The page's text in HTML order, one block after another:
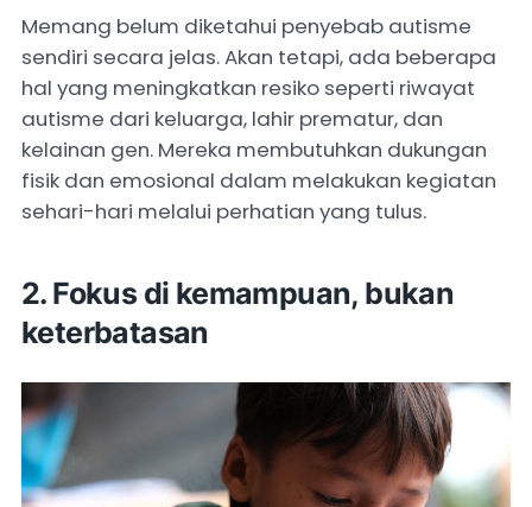
Memang belum diketahui penyebab autisme
sendiri secara jelas. Akan tetapi, ada beberapa
hal yang meningkatkan resiko seperti riwayat
autisme dari keluarga, lahir prematur, dan
kelainan gen. Mereka membutuhkan dukungan
fisik dan emosional dalam melakukan kegiatan
sehari-hari melalui perhatian yang tulus.
2. Fokus di kemampuan, bukan
keterbatasan